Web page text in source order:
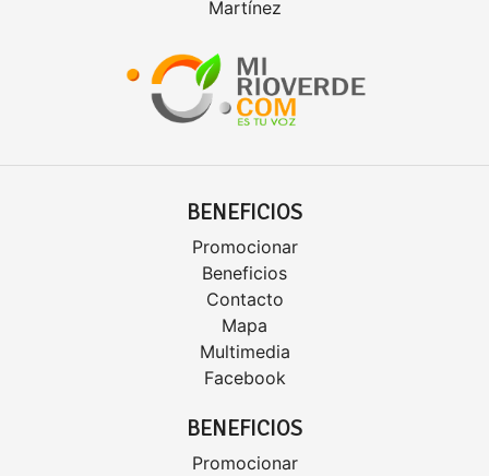
Martínez
BENEFICIOS
Promocionar
Beneficios
Contacto
Mapa
Multimedia
Facebook
BENEFICIOS
Promocionar